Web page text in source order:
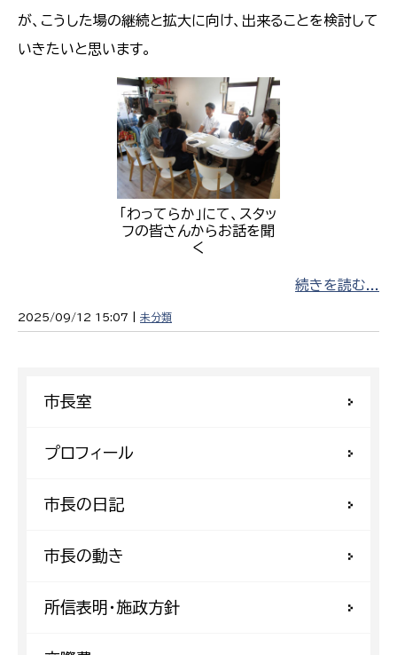
が、こうした場の継続と拡大に向け、出来ることを検討して
いきたいと思います。
「わってらか」にて、スタッ
フの皆さんからお話を聞
く
続きを読む...
2025/09/12 15:07 | 未分類
市長室
プロフィール
市長の日記
市長の動き
所信表明・施政方針